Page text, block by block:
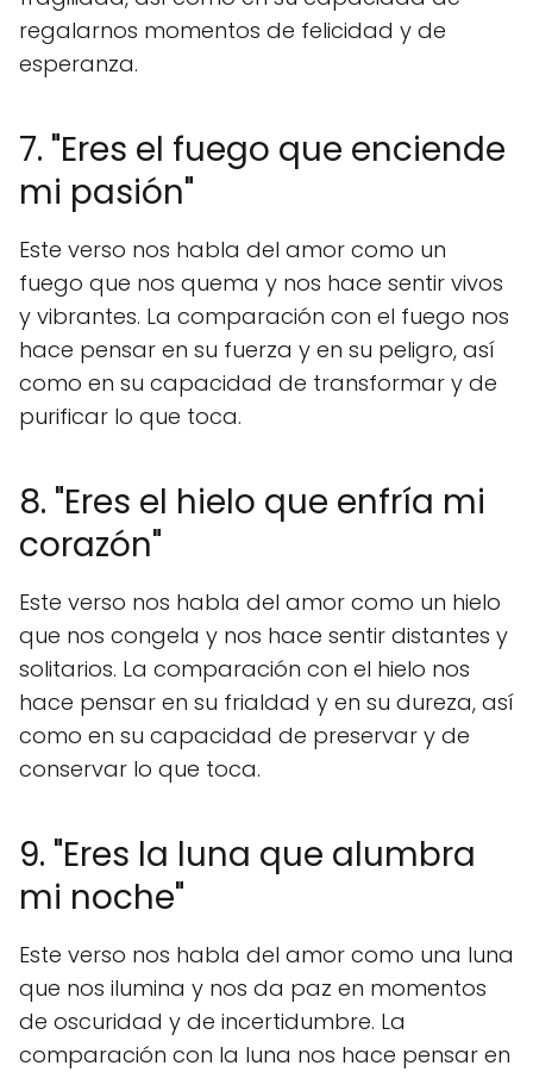
regalarnos momentos de felicidad y de
esperanza.
7. "Eres el fuego que enciende
mi pasión"
Este verso nos habla del amor como un
fuego que nos quema y nos hace sentir vivos
y vibrantes. La comparación con el fuego nos
hace pensar en su fuerza y en su peligro, así
como en su capacidad de transformar y de
purificar lo que toca.
8. "Eres el hielo que enfría mi
corazón"
Este verso nos habla del amor como un hielo
que nos congela y nos hace sentir distantes y
solitarios. La comparación con el hielo nos
hace pensar en su frialdad y en su dureza, así
como en su capacidad de preservar y de
conservar lo que toca.
9. "Eres la luna que alumbra
mi noche"
Este verso nos habla del amor como una luna
que nos ilumina y nos da paz en momentos
de oscuridad y de incertidumbre. La
comparación con la luna nos hace pensar en